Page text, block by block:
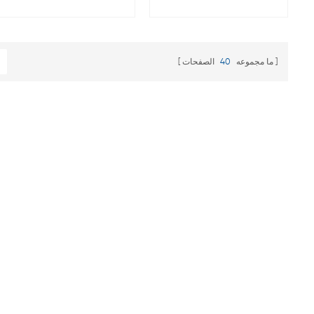
ما مجموعه 40 الصفحات